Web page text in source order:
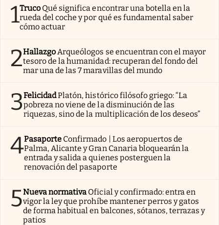
1Truco Qué significa encontrar una botella en la
rueda del coche y por qué es fundamental saber
cómo actuar
2Hallazgo Arqueólogos se encuentran con el mayor
tesoro de la humanidad: recuperan del fondo del
mar una de las 7 maravillas del mundo
3FelicidadPlatón, histórico filósofo griego: “La
pobreza no viene de la disminución de las
riquezas, sino de la multiplicación de los deseos”
4Pasaporte Confirmado | Los aeropuertos de
Palma, Alicante y Gran Canaria bloquearán la
entrada y salida a quienes posterguen la
renovación del pasaporte
5Nueva normativa Oficial y confirmado: entra en
vigor la ley que prohíbe mantener perros y gatos
de forma habitual en balcones, sótanos, terrazas y
patios